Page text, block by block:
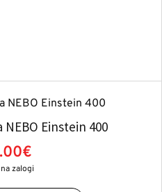
Einstein 400
zalogi